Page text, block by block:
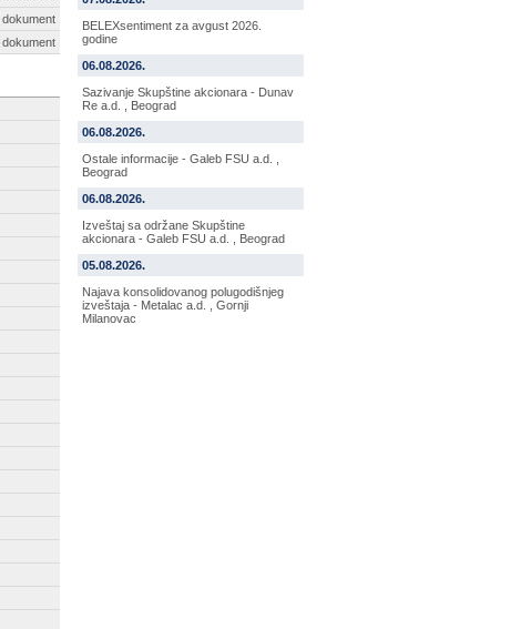
dokument
dokument
BELEXsentiment za avgust 2026.
godine
06.08.2026.
Sazivanje Skupštine akcionara - Dunav
Re a.d. , Beograd
06.08.2026.
Ostale informacije - Galeb FSU a.d. ,
Beograd
06.08.2026.
Izveštaj sa održane Skupštine
akcionara - Galeb FSU a.d. , Beograd
05.08.2026.
Najava konsolidovanog polugodišnjeg
izveštaja - Metalac a.d. , Gornji
Milanovac